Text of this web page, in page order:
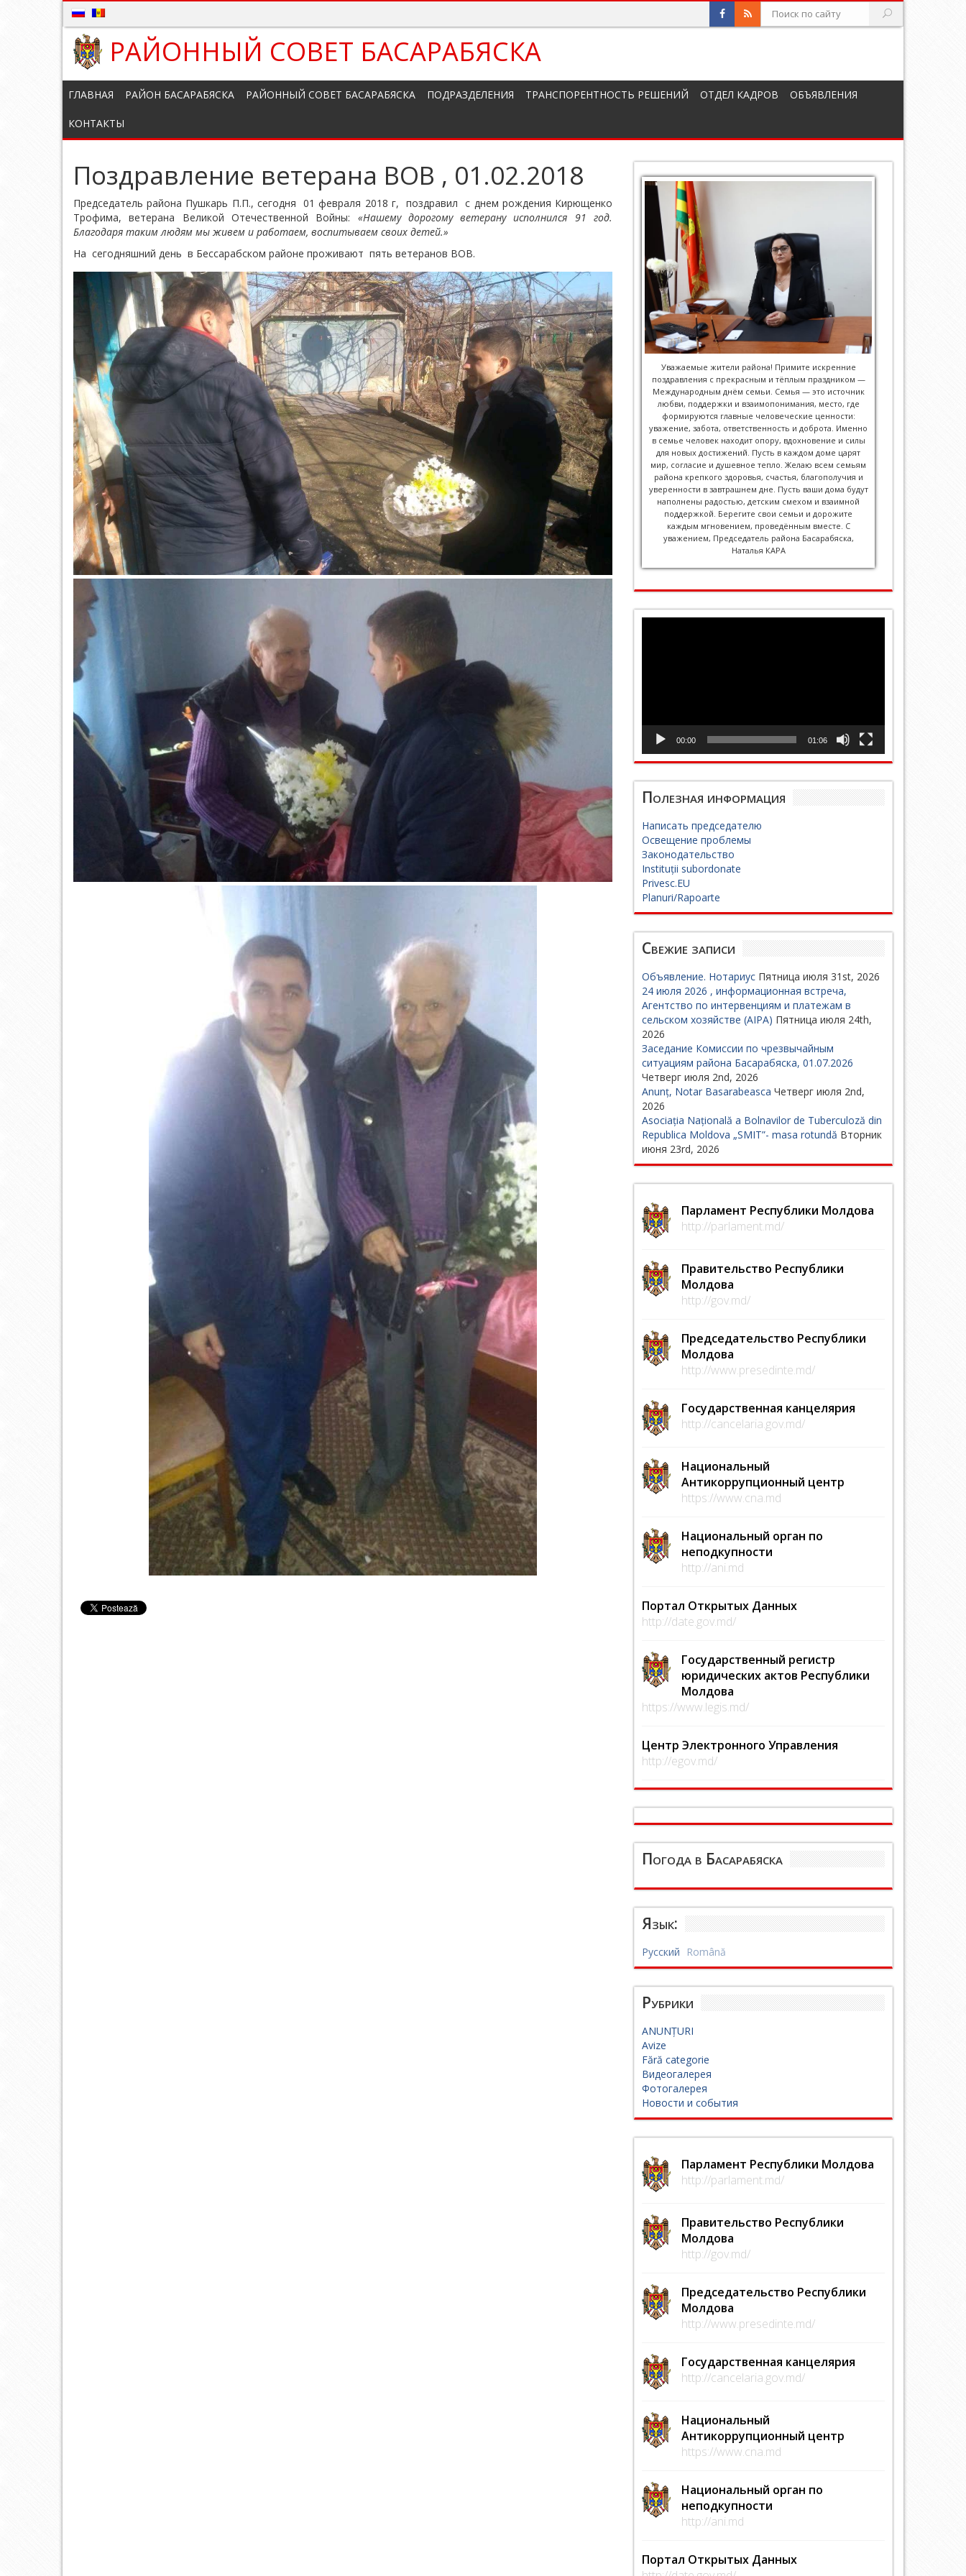
РАЙОННЫЙ СОВЕТ БАСАРАБЯСКА
ГЛАВНАЯ РАЙОН БАСАРАБЯСКА РАЙОННЫЙ СОВЕТ БАСАРАБЯСКА ПОДРАЗДЕЛЕНИЯ ТРАНСПОРЕНТНОСТЬ РЕШЕНИЙ ОТДЕЛ КАДРОВ ОБЪЯВЛЕНИЯ
КОНТАКТЫ
Поздравление ветерана ВОВ , 01.02.2018
Председатель района Пушкарь П.П., сегодня 01 февраля 2018 г, поздравил с днем рождения Кирющенко
Трофима, ветерана Великой Отечественной Войны: «Нашему дорогому ветерану исполнился 91 год.
Благодаря таким людям мы живем и работаем, воспитываем своих детей.»
На сегодняшний день в Бессарабском районе проживают пять ветеранов ВОВ.
Уважаемые жители района! Примите искренние
поздравления с прекрасным и тёплым праздником —
Международным днём семьи. Семья — это источник
любви, поддержки и взаимопонимания, место, где
формируются главные человеческие ценности:
уважение, забота, ответственность и доброта. Именно
в семье человек находит опору, вдохновение и силы
для новых достижений. Пусть в каждом доме царят
мир, согласие и душевное тепло. Желаю всем семьям
района крепкого здоровья, счастья, благополучия и
уверенности в завтрашнем дне. Пусть ваши дома будут
наполнены радостью, детским смехом и взаимной
поддержкой. Берегите свои семьи и дорожите
каждым мгновением, проведённым вместе. С
уважением, Председатель района Басарабяска,
Наталья КАРА
00:00 01:06
Полезная информация
Написать председателю
Освещение проблемы
Законодательство
Instituții subordonate
Privesc.EU
Planuri/Rapoarte
Свежие записи
Объявление. Нотариус Пятница июля 31st, 2026
24 июля 2026 , информационная встреча,
Агентство по интервенциям и платежам в
сельском хозяйстве (AIPA) Пятница июля 24th,
2026
Заседание Комиссии по чрезвычайным
ситуациям района Басарабяска, 01.07.2026
Четверг июля 2nd, 2026
Anunț, Notar Basarabeasca Четверг июля 2nd,
2026
Asociația Națională a Bolnavilor de Tuberculoză din
Republica Moldova „SMIT”- masa rotundă Вторник
июня 23rd, 2026
Парламент Республики Молдова
http://parlament.md/
Правительство Республики
Молдова
http://gov.md/
Председательство Республики
Молдова
http://www.presedinte.md/
Государственная канцелярия
http://cancelaria.gov.md/
Национальный
Антикоррупционный центр
https://www.cna.md
Национальный орган по
неподкупности
http://ani.md
Портал Открытых Данных
http://date.gov.md/
Государственный регистр
юридических актов Республики
Молдова
https://www.legis.md/
Центр Электронного Управления
http://egov.md/
Погода в Басарабяска
Язык:
Русский Română
Рубрики
ANUNȚURI
Avize
Fără categorie
Видеогалерея
Фотогалерея
Новости и события
Парламент Республики Молдова
http://parlament.md/
Правительство Республики
Молдова
http://gov.md/
Председательство Республики
Молдова
http://www.presedinte.md/
Государственная канцелярия
http://cancelaria.gov.md/
Национальный
Антикоррупционный центр
https://www.cna.md
Национальный орган по
неподкупности
http://ani.md
Портал Открытых Данных